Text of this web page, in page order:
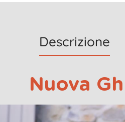
Descrizione
Nuova